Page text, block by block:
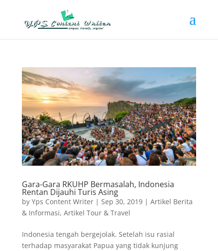
Gara-Gara RKUHP Bermasalah, Indonesia
Rentan Dijauhi Turis Asing
by Yps Content Writer| Sep 30, 2019| Artikel Berita
& Informasi, Artikel Tour & Travel
Indonesia tengah bergejolak. Setelah isu rasial
terhadap masyarakat Papua yang tidak kunjung